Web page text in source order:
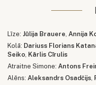
Līze: Jūlija Brauere Annija
Kolā: Dariuss Florians
Seiko Kārlis Cīrulis
Atraitne Simone: Antons
Alēns: Aleksandrs Osadčijs